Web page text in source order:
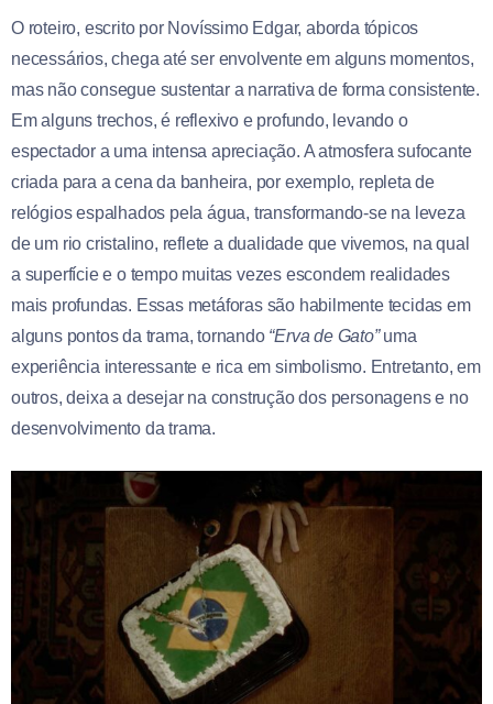
O roteiro, escrito por Novíssimo Edgar, aborda tópicos
necessários, chega até ser envolvente em alguns momentos,
mas não consegue sustentar a narrativa de forma consistente.
Em alguns trechos, é reflexivo e profundo, levando o
espectador a uma intensa apreciação. A atmosfera sufocante
criada para a cena da banheira, por exemplo, repleta de
relógios espalhados pela água, transformando-se na leveza
de um rio cristalino, reflete a dualidade que vivemos, na qual
a superfície e o tempo muitas vezes escondem realidades
mais profundas. Essas metáforas são habilmente tecidas em
alguns pontos da trama, tornando “Erva de Gato”uma
experiência interessante e rica em simbolismo. Entretanto, em
outros, deixa a desejar na construção dos personagens e no
desenvolvimento da trama.